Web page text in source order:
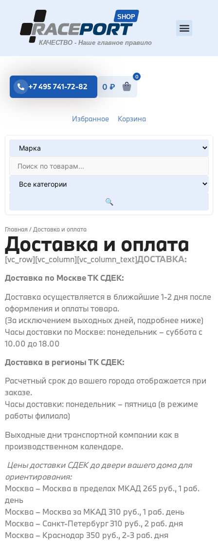
Избранное Корзина
🔍
+7 495 741-72-82 0 ₽
0
Главная / Доставка и оплата
Доставка и оплата
[vc_row][vc_column][vc_column_text]ДОСТАВКА:
Доставка по Москве ТК СДЕК:
Доставка осуществляется в ближайшие 1-2 дня после
оформления и оплаты товара.
(За исключением выходных дней, подробнее ниже)
Часы доставки по Москве: понедельник – суббота с
10.00 до 18.00
Доставка в регионы ТК СДЕК:
Расчетный срок до вашего города отображается при
заказе.
Часы доставки: понедельник – пятница (в режиме
работы филиала)
Выходные дни транспортной компании как в
производственном календаре.
Цены доставки СДЕК до двери вашего дома для
ориентирования:
Москва – Москва в пределах МКАД 265 руб., 1 раб.
день
Москва – Москва за МКАД 310 руб., 1 раб. день
Москва – Санкт-Петербург 310 руб., 2 раб. дня
Москва – Краснодар 350 руб., 2-3 раб. дня